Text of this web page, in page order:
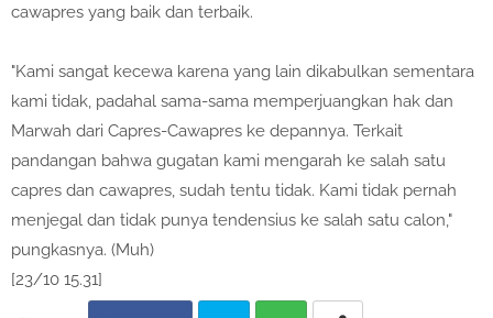
cawapres yang baik dan terbaik.
"Kami sangat kecewa karena yang lain dikabulkan sementara
kami tidak, padahal sama-sama memperjuangkan hak dan
Marwah dari Capres-Cawapres ke depannya. Terkait
pandangan bahwa gugatan kami mengarah ke salah satu
capres dan cawapres, sudah tentu tidak. Kami tidak pernah
menjegal dan tidak punya tendensius ke salah satu calon,"
pungkasnya. (Muh)
[23/10 15.31]